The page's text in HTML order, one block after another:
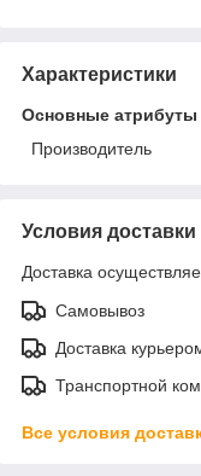
Характеристики
Основные атрибуты
Производитель
Условия доставки
Доставка
Самовывоз
Доставка
Транспортной
Все условия